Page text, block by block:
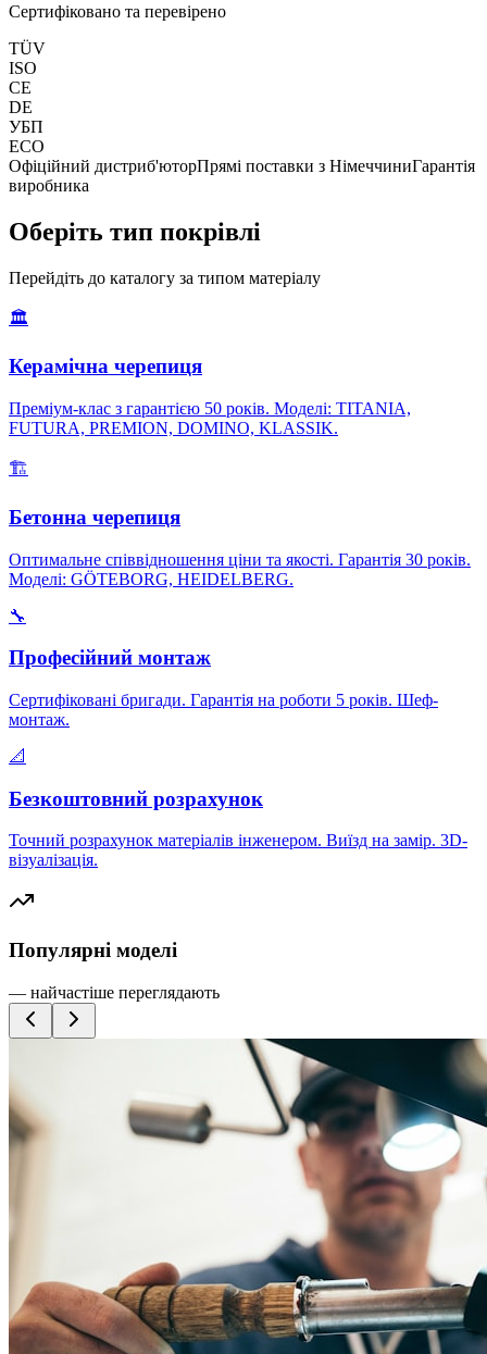
Сертифіковано та перевірено
TÜV
ISO
CE
DE
УБП
ECO
Офіційний дистриб'юторПрямі поставки з НімеччиниГарантія
виробника
Оберіть тип покрівлі
Перейдіть до каталогу за типом матеріалу
🏛️
Керамічна черепиця
Преміум-клас з гарантією 50 років. Моделі: TITANIA,
FUTURA, PREMION, DOMINO, KLASSIK.
🏗️
Бетонна черепиця
Оптимальне співвідношення ціни та якості. Гарантія 30 років.
Моделі: GÖTEBORG, HEIDELBERG.
🔧
Професійний монтаж
Сертифіковані бригади. Гарантія на роботи 5 років. Шеф-
монтаж.
📐
Безкоштовний розрахунок
Точний розрахунок матеріалів інженером. Виїзд на замір. 3D-
візуалізація.
Популярні моделі
— найчастіше переглядають